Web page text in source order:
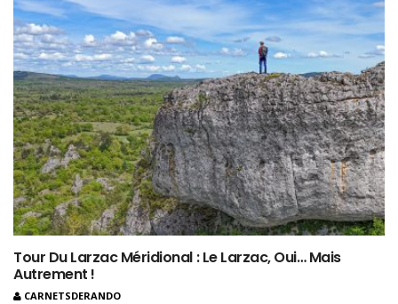
Tour Du Larzac Méridional : Le Larzac, Oui… Mais
Autrement !
CARNETSDERANDO